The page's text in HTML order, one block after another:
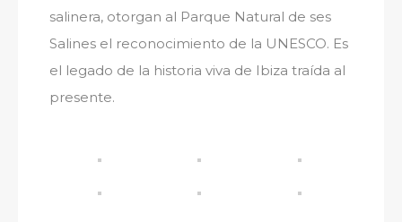
salinera, otorgan al Parque Natural de ses
Salines el reconocimiento de la UNESCO. Es
el legado de la historia viva de Ibiza traída al
presente.